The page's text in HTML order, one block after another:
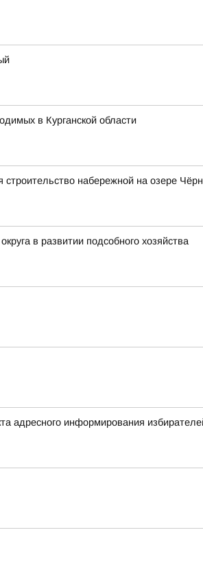
в Курганской области
набережной на озере
в развитии подсобного хозяйства
адресного информирования